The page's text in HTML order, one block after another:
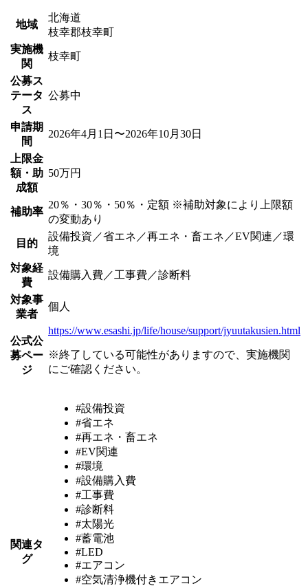
地域
北海道
枝幸郡枝幸町
実施機
関
枝幸町
公募ス
テータ
ス
公募中
申請期
間
2026年4月1日〜2026年10月30日
上限金
額・助
成額
50万円
補助率
20％・30％・50％・定額 ※補助対象により上限額
の変動あり
目的
設備投資／省エネ／再エネ・畜エネ／EV関連／環
境
対象経
費
設備購入費／工事費／診断料
対象事
業者
個人
公式公
募ペー
ジ
https://www.esashi.jp/life/house/support/jyuutakusien.html
※終了している可能性がありますので、実施機関
にご確認ください。
関連タ
グ
#設備投資
#省エネ
#再エネ・畜エネ
#EV関連
#環境
#設備購入費
#工事費
#診断料
#太陽光
#蓄電池
#LED
#エアコン
#空気清浄機付きエアコン